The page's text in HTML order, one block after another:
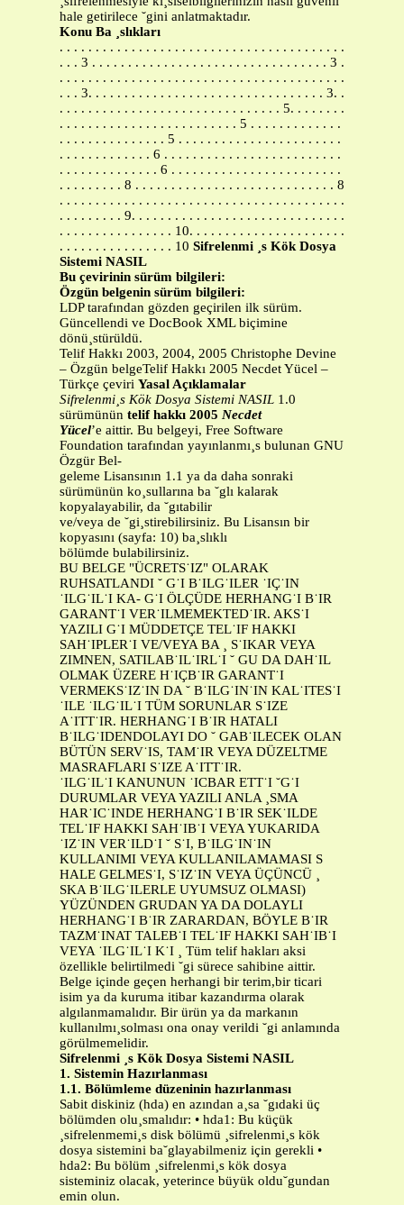
hale getirilece ˘gini anlatmaktadır.
Konu Ba ¸slıkları
. . . . . . . . . . . . . . . . . . . . . . . . . . . . . . . . . . . . . . . .
. . . 3 . . . . . . . . . . . . . . . . . . . . . . . . . . . . . . . . . 3 .
. . . . . . . . . . . . . . . . . . . . . . . . . . . . . . . . . . . . . . . .
. . . 3. . . . . . . . . . . . . . . . . . . . . . . . . . . . . . . . . 3. .
. . . . . . . . . . . . . . . . . . . . . . . . . . . . . . . 5. . . . . . . .
. . . . . . . . . . . . . . . . . . . . . . . . . 5 . . . . . . . . . . . . .
. . . . . . . . . . . . . . . 5 . . . . . . . . . . . . . . . . . . . . . . .
. . . . . . . . . . . . . 6 . . . . . . . . . . . . . . . . . . . . . . . . .
. . . . . . . . . . . . . . 6 . . . . . . . . . . . . . . . . . . . . . . . .
. . . . . . . . . 8 . . . . . . . . . . . . . . . . . . . . . . . . . . . . 8
. . . . . . . . . . . . . . . . . . . . . . . . . . . . . . . . . . . . . . . .
. . . . . . . . . 9. . . . . . . . . . . . . . . . . . . . . . . . . . . . . .
. . . . . . . . . . . . . . . . 10. . . . . . . . . . . . . . . . . . . . . .
. . . . . . . . . . . . . . . . 10 Sifrelenmi ¸s Kök Dosya
Sistemi NASIL
Bu çevirinin sürüm bilgileri:
Özgün belgenin sürüm bilgileri:
LDP tarafından gözden geçirilen ilk sürüm.
Güncellendi ve DocBook XML biçimine
dönü¸stürüldü.
Telif Hakkı 2003, 2004, 2005 Christophe Devine
– Özgün belgeTelif Hakkı 2005 Necdet Yücel –
Türkçe çeviri Yasal Açıklamalar
Sifrelenmi¸s Kök Dosya Sistemi NASIL 1.0
sürümünün telif hakkı 2005 Necdet
Yücel’e aittir. Bu belgeyi, Free Software
Foundation tarafından yayınlanmı¸s bulunan GNU
Özgür Bel-
geleme Lisansının 1.1 ya da daha sonraki
sürümünün ko¸sullarına ba ˘glı kalarak
kopyalayabilir, da ˘gıtabilir
ve/veya de ˘gi¸stirebilirsiniz. Bu Lisansın bir
kopyasını (sayfa: 10) ba¸slıklı
bölümde bulabilirsiniz.
BU BELGE "ÜCRETS˙IZ" OLARAK
RUHSATLANDI ˘ G˙I B˙ILG˙ILER ˙IÇ˙IN
˙ILG˙IL˙I KA- G˙I ÖLÇÜDE HERHANG˙I B˙IR
GARANT˙I VER˙ILMEMEKTED˙IR. AKS˙I
YAZILI G˙I MÜDDETÇE TEL˙IF HAKKI
SAH˙IPLER˙I VE/VEYA BA ¸ S˙IKAR VEYA
ZIMNEN, SATILAB˙IL˙IRL˙I ˘ GU DA DAH˙IL
OLMAK ÜZERE H˙IÇB˙IR GARANT˙I
VERMEKS˙IZ˙IN DA ˘ B˙ILG˙IN˙IN KAL˙ITES˙I
˙ILE ˙ILG˙IL˙I TÜM SORUNLAR S˙IZE
A˙ITT˙IR. HERHANG˙I B˙IR HATALI
B˙ILG˙IDENDOLAYI DO ˘ GAB˙ILECEK OLAN
BÜTÜN SERV˙IS, TAM˙IR VEYA DÜZELTME
MASRAFLARI S˙IZE A˙ITT˙IR.
˙ILG˙IL˙I KANUNUN ˙ICBAR ETT˙I ˘G˙I
DURUMLAR VEYA YAZILI ANLA ¸SMA
HAR˙IC˙INDE HERHANG˙I B˙IR SEK˙ILDE
TEL˙IF HAKKI SAH˙IB˙I VEYA YUKARIDA
˙IZ˙IN VER˙ILD˙I ˘ S˙I, B˙ILG˙IN˙IN
KULLANIMI VEYA KULLANILAMAMASI S
HALE GELMES˙I, S˙IZ˙IN VEYA ÜÇÜNCÜ ¸
SKA B˙ILG˙ILERLE UYUMSUZ OLMASI)
YÜZÜNDEN GRUDAN YA DA DOLAYLI
HERHANG˙I B˙IR ZARARDAN, BÖYLE B˙IR
TAZM˙INAT TALEB˙I TEL˙IF HAKKI SAH˙IB˙I
VEYA ˙ILG˙IL˙I K˙I ¸ Tüm telif hakları aksi
özellikle belirtilmedi ˘gi sürece sahibine aittir.
Belge içinde geçen herhangi bir terim,bir ticari
isim ya da kuruma itibar kazandırma olarak
algılanmamalıdır. Bir ürün ya da markanın
kullanılmı¸solması ona onay verildi ˘gi anlamında
görülmemelidir.
Sifrelenmi ¸s Kök Dosya Sistemi NASIL
1. Sistemin Hazırlanması
1.1. Bölümleme düzeninin hazırlanması
Sabit diskiniz (hda) en azından a¸sa ˘gıdaki üç
bölümden olu¸smalıdır: • hda1: Bu küçük
¸sifrelenmemi¸s disk bölümü ¸sifrelenmi¸s kök
dosya sistemini ba˘glayabilmeniz için gerekli •
hda2: Bu bölüm ¸sifrelenmi¸s kök dosya
sisteminiz olacak, yeterince büyük oldu˘gundan
emin olun.